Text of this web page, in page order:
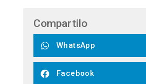
Compartilo
WhatsApp
Facebook